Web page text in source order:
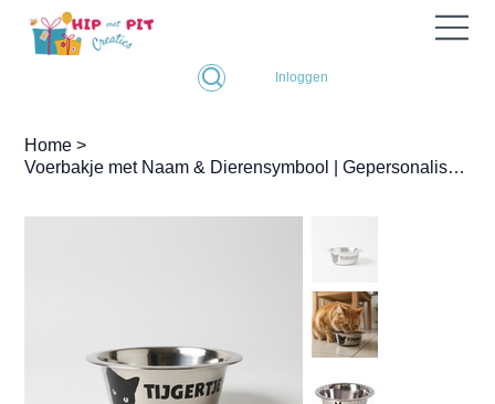
Inloggen
Home >
Voerbakje met Naam & Dierensymbool | Gepersonaliseerd